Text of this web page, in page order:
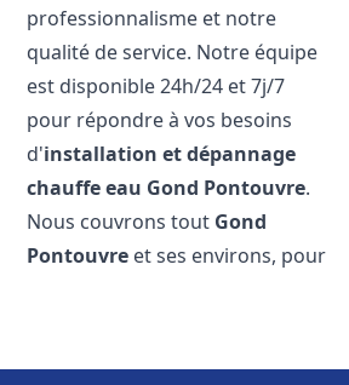
professionnalisme et notre
qualité de service. Notre équipe
est disponible 24h/24 et 7j/7
pour répondre à vos besoins
d'installation et dépannage
chauffe eau Gond Pontouvre.
Nous couvrons tout Gond
Pontouvre et ses environs, pour